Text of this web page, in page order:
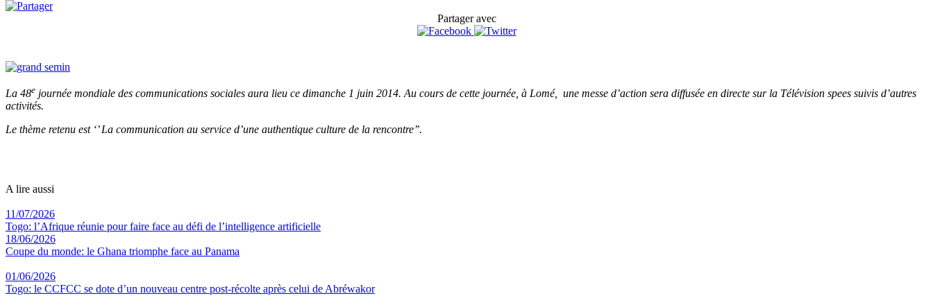
Partager avec
La 48e journée mondiale des communications sociales aura lieu ce dimanche 1 juin 2014. Au cours de cette journée, à Lomé, une messe d’action sera diffusée en directe sur la Télévision spees suivis d’autres
activités.
Le thème retenu est ‘’ La communication au service d’une authentique culture de la rencontre’’.
A lire aussi
11/07/2026
Togo: l’Afrique réunie pour faire face au défi de l’intelligence artificielle
18/06/2026
Coupe du monde: le Ghana triomphe face au Panama
01/06/2026
Togo: le CCFCC se dote d’un nouveau centre post-récolte après celui de Abréwakor